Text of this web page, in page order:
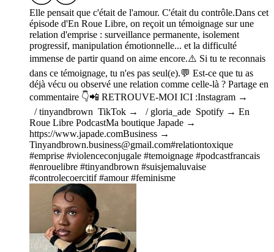
Elle pensait que c'était de l'amour. C'était du contrôle.Dans cet
épisode d'En Roue Libre, on reçoit un témoignage sur une
relation d'emprise : surveillance permanente, isolement
progressif, manipulation émotionnelle... et la difficulté
immense de partir quand on aime encore.⚠️ Si tu te reconnais
dans ce témoignage, tu n'es pas seul(e).💬 Est-ce que tu as
déjà vécu ou observé une relation comme celle-là ? Partage en
commentaire 👇📲 RETROUVE-MOI ICI :Instagram →
/ tinyandbrown TikTok → / gloria_ade Spotify → En
Roue Libre PodcastMa boutique Japade →
https://www.japade.comBusiness →
Tinyandbrown.business@gmail.com#relationtoxique
#emprise #violenceconjugale #temoignage #podcastfrancais
#enrouelibre #tinyandbrown #suisjemaluvaise
#controlecoercitif #amour #feminisme